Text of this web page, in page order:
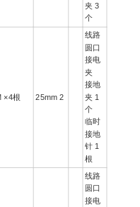
夹 3
个
×4根 25mm 2
线路
圆口
接电
夹
接地
夹 1
个
临时
接地
针 1
根
线路
圆口
接电